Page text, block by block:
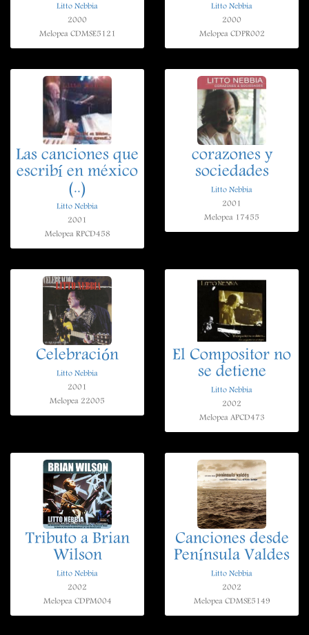
Litto Nebbia
2000
Melopea CDMSE5121
Litto Nebbia
2000
Melopea CDPR002
Las canciones que
escribí en méxico
(..)
Litto Nebbia
2001
Melopea RPCD458
corazones y
sociedades
Litto Nebbia
2001
Melopea 17455
Celebración
Litto Nebbia
2001
Melopea 22005
El Compositor no
se detiene
Litto Nebbia
2002
Melopea APCD473
Tributo a Brian
Wilson
Litto Nebbia
2002
Melopea CDPM004
Canciones desde
Península Valdes
Litto Nebbia
2002
Melopea CDMSE5149